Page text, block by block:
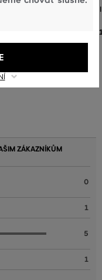
GANT GRAPHIC SS T-
velikosti:
, L
ZÁKAZNÍKŮM
0
1
5
1